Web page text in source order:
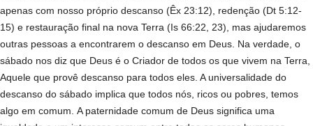
apenas com nosso próprio descanso (Êx 23:12), redenção (Dt 5:12-
15) e restauração final na nova Terra (Is 66:22, 23), mas ajudaremos
outras pessoas a encontrarem o descanso em Deus. Na verdade, o
sábado nos diz que Deus é o Criador de todos os que vivem na Terra,
Aquele que provê descanso para todos eles. A universalidade do
descanso do sábado implica que todos nós, ricos ou pobres, temos
algo em comum. A paternidade comum de Deus significa uma